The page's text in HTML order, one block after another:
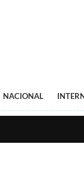
NACIONAL